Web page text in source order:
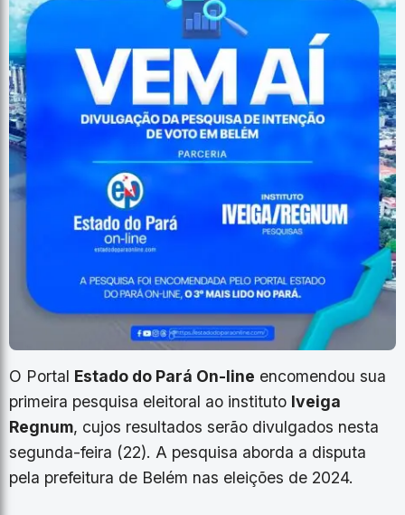
O Portal Estado do Pará On-line encomendou sua
primeira pesquisa eleitoral ao instituto Iveiga
Regnum, cujos resultados serão divulgados nesta
segunda-feira (22). A pesquisa aborda a disputa
pela prefeitura de Belém nas eleições de 2024.